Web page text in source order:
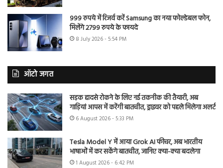
999 रुपये में रिजर्व करें Samsung का नया फोल्डेबल फोन,
मिलेंगे 2799 रुपये के फायदे
8 July 2026 - 5:54 PM
ऑटो जगत
सड़क हादसे रोकने के लिए नई तकनीक की तैयारी, अब
गाड़ियां आपस में करेंगी बातचीत, ड्राइवर को पहले मिलेगा अलर्ट
6 August 2026 - 5:33 PM
Tesla Model Y में आया Grok AI फीचर, अब भारतीय
भाषाओं में कर सकेंगे बातचीत, जानिए क्या-क्या बदलेगा
1 August 2026 - 6:42 PM